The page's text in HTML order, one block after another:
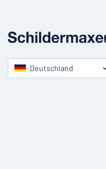
Deutschland